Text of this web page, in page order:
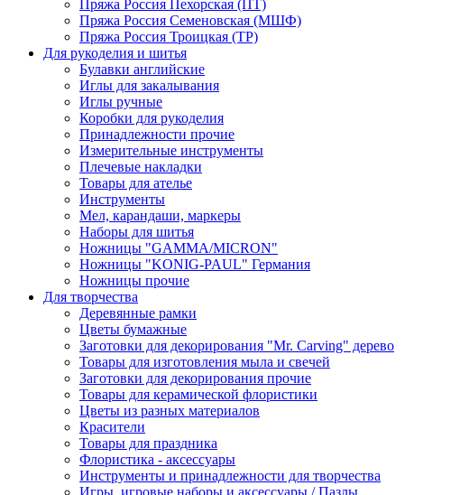
Пряжа Россия Пехорская (ПТ)
Пряжа Россия Семеновская (МШФ)
Пряжа Россия Троицкая (ТР)
Для рукоделия и шитья
Булавки английские
Иглы для закалывания
Иглы ручные
Коробки для рукоделия
Принадлежности прочие
Измерительные инструменты
Плечевые накладки
Товары для ателье
Инструменты
Мел, карандаши, маркеры
Наборы для шитья
Ножницы "GAMMA/MICRON"
Ножницы "KONIG-PAUL" Германия
Ножницы прочие
Для творчества
Деревянные рамки
Цветы бумажные
Заготовки для декорирования "Mr. Carving" дерево
Товары для изготовления мыла и свечей
Заготовки для декорирования прочие
Товары для керамической флористики
Цветы из разных материалов
Красители
Товары для праздника
Флористика - аксессуары
Инструменты и принадлежности для творчества
Игры, игровые наборы и аксессуары / Пазлы